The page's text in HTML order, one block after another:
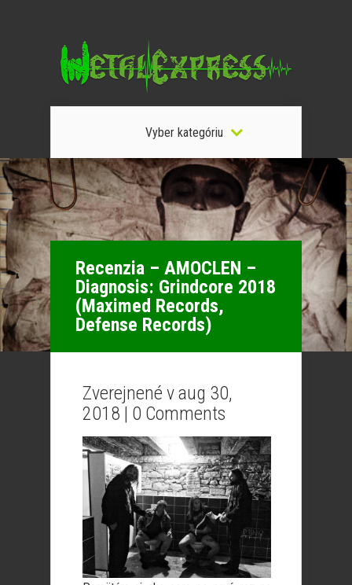
Vyber kategóriu
Recenzia – AMOCLEN –
Diagnosis: Grindcore 2018
(Maximed Records,
Defense Records)
Zverejnené v aug 30,
2018 | 0 Comments